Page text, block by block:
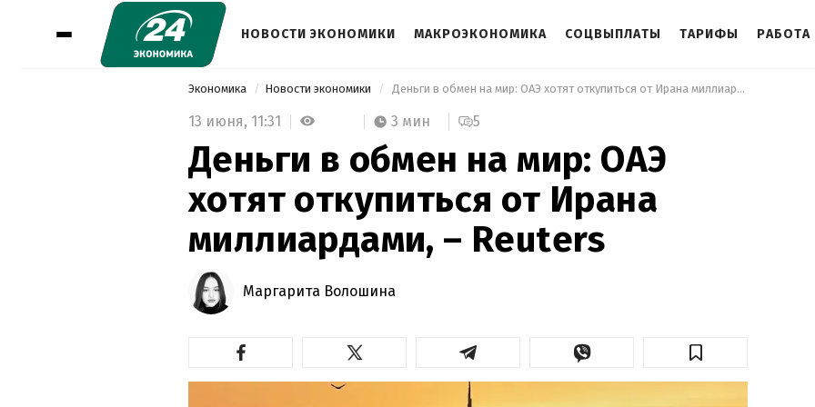
НОВОСТИ ЭКОНОМИКИ МАКРОЭКОНОМИКА СОЦВЫПЛАТЫ ТАРИФЫ РАБОТА
Экономика Новости экономики Деньги в обмен на мир: ОАЭ хотят откупиться от Ирана миллиардами, – Reuters
13 июня, 11:31 3 мин 5
Деньги в обмен на мир: ОАЭ
хотят откупиться от Ирана
миллиардами, – Reuters
Маргарита Волошина